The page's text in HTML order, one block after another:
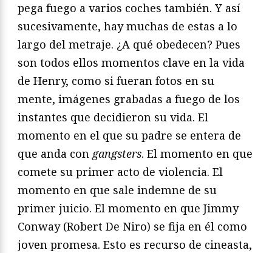
pega fuego a varios coches también. Y así
sucesivamente, hay muchas de estas a lo
largo del metraje. ¿A qué obedecen? Pues
son todos ellos momentos clave en la vida
de Henry, como si fueran fotos en su
mente, imágenes grabadas a fuego de los
instantes que decidieron su vida. El
momento en el que su padre se entera de
que anda con gangsters. El momento en que
comete su primer acto de violencia. El
momento en que sale indemne de su
primer juicio. El momento en que Jimmy
Conway (Robert De Niro) se fija en él como
joven promesa. Esto es recurso de cineasta,